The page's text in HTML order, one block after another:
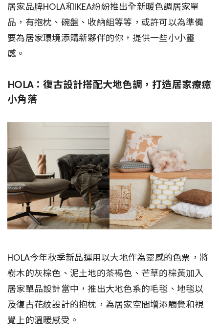
居家品牌HOLA和IKEA紛紛推出全新暖色調居家單
品，有抱枕、碗盤、收納組等等，或許可以為準備
要為居家環境添購新夥伴的你，提供一些小小靈
感。
HOLA：復古設計搭配大地色調，打造居家療癒
小角落
HOLA今年秋季新品運用以大地作為靈感的色票，將
樹木的灰棕色、泥土地的茶褐色、芒草的棕黃加入
居家單品設計當中，推出大地色系的毛毯、地毯以
及復古花紋設計的抱枕，為居家空間增添觸覺和視
覺上的溫暖感受。